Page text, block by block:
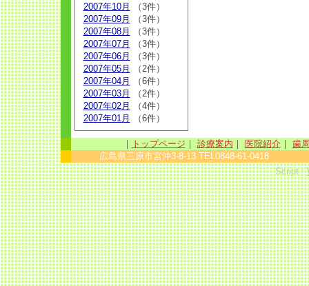
2007年10月
（3件）
2007年09月
（3件）
2007年08月
（3件）
2007年07月
（3件）
2007年06月
（3件）
2007年05月
（2件）
2007年04月
（6件）
2007年03月
（2件）
2007年02月
（4件）
2007年01月
（6件）
｜ トップページ ｜ 診療案内 ｜ 医院紹介｜
歯
広島県三原市宮沖3-8-13 TEL0848-61-0418
Script :